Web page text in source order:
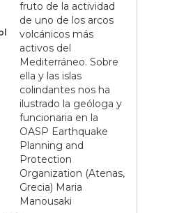
fruto de la actividad
de uno de los arcos
volcánicos más
activos del
Mediterráneo. Sobre
ella y las islas
colindantes nos ha
ilustrado la geóloga y
funcionaria en la
OASP Earthquake
Planning and
Protection
Organization (Atenas,
Grecia) Maria
Manousaki